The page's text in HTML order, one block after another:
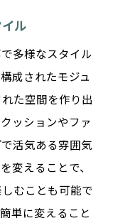
ル
多様なスタイル
成されたモジュ
た空間を作り出
ッションやファ
活気ある雰囲気
変えることで、
むことも可能で
単に変えること